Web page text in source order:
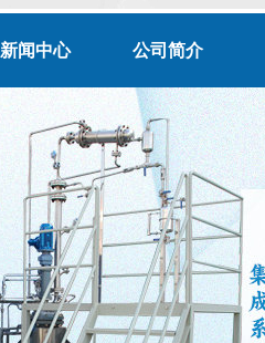
新闻中心 公司简介